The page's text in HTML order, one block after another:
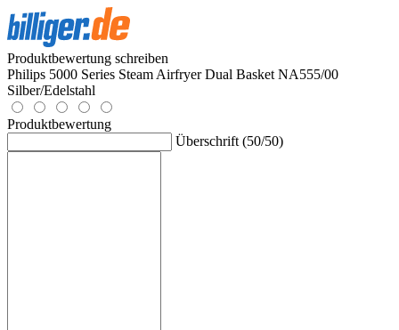
Produktbewertung schreiben
Philips 5000 Series Steam Airfryer Dual Basket NA555/00
Silber/Edelstahl
Produktbewertung
Überschrift (50/50)